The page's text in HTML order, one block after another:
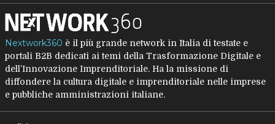
Nextwork360 è il più grande network in Italia di testate e
portali B2B dedicati ai temi della Trasformazione Digitale e
dell’Innovazione Imprenditoriale. Ha la missione di
diffondere la cultura digitale e imprenditoriale nelle imprese
e pubbliche amministrazioni italiane.